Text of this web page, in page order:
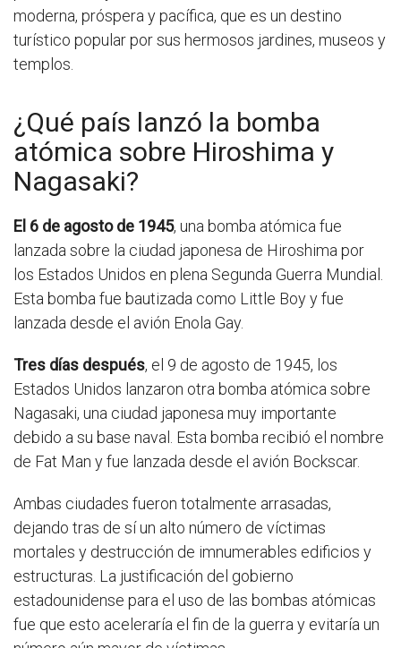
moderna, próspera y pacífica, que es un destino
turístico popular por sus hermosos jardines, museos y
templos.
¿Qué país lanzó la bomba
atómica sobre Hiroshima y
Nagasaki?
El 6 de agosto de 1945, una bomba atómica fue
lanzada sobre la ciudad japonesa de Hiroshima por
los Estados Unidos en plena Segunda Guerra Mundial.
Esta bomba fue bautizada como Little Boy y fue
lanzada desde el avión Enola Gay.
Tres días después, el 9 de agosto de 1945, los
Estados Unidos lanzaron otra bomba atómica sobre
Nagasaki, una ciudad japonesa muy importante
debido a su base naval. Esta bomba recibió el nombre
de Fat Man y fue lanzada desde el avión Bockscar.
Ambas ciudades fueron totalmente arrasadas,
dejando tras de sí un alto número de víctimas
mortales y destrucción de imnumerables edificios y
estructuras. La justificación del gobierno
estadounidense para el uso de las bombas atómicas
fue que esto aceleraría el fin de la guerra y evitaría un